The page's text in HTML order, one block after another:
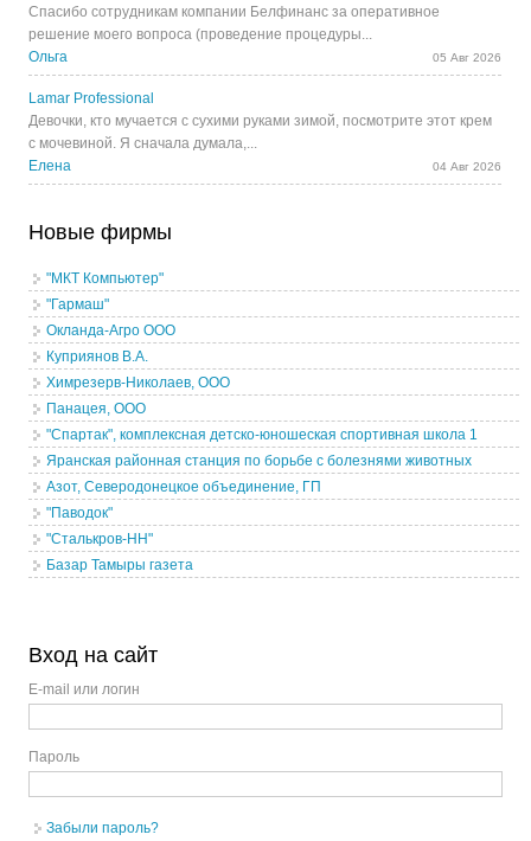
Спасибо сотрудникам компании Белфинанс за оперативное
решение моего вопроса (проведение процедуры...
Ольга
05 Авг 2026
Lamar Professional
Девочки, кто мучается с сухими руками зимой, посмотрите этот крем
с мочевиной. Я сначала думала,...
Елена
04 Авг 2026
Новые фирмы
"МКТ Компьютер"
"Гармаш"
Окланда-Агро ООО
Куприянов В.А.
Химрезерв-Николаев, ООО
Панацея, ООО
"Спартак", комплексная детско-юношеская спортивная школа 1
Яранская районная станция по борьбе с болезнями животных
Азот, Северодонецкое объединение, ГП
"Паводок"
"Сталькров-НН"
Базар Тамыры газета
Вход на сайт
E-mail или логин
Пароль
Забыли пароль?